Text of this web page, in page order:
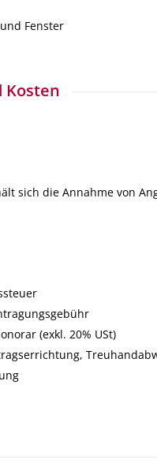
Fenster
Kosten
sich die Annahme von
(exkl. 20% USt)